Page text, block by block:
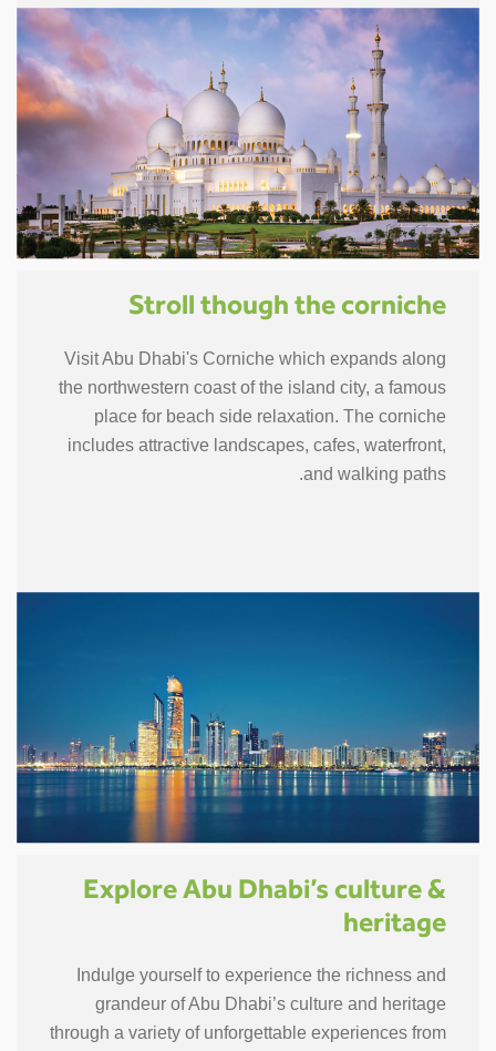
Stroll though the corniche
Visit Abu Dhabi's Corniche which expands along
the northwestern coast of the island city, a famous
place for beach side relaxation. The corniche
includes attractive landscapes, cafes, waterfront,
and walking paths.
Explore Abu Dhabi’s culture &
heritage
Indulge yourself to experience the richness and
grandeur of Abu Dhabi’s culture and heritage
through a variety of unforgettable experiences from